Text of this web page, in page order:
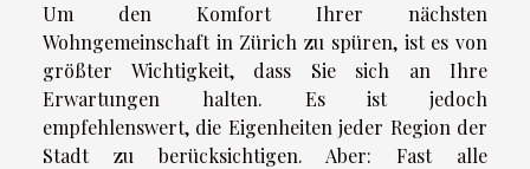
Um den Komfort Ihrer nächsten
Wohngemeinschaft in Zürich zu spüren, ist es von
größter Wichtigkeit, dass Sie sich an Ihre
Erwartungen halten. Es ist jedoch
empfehlenswert, die Eigenheiten jeder Region der
Stadt zu berücksichtigen. Aber: Fast alle